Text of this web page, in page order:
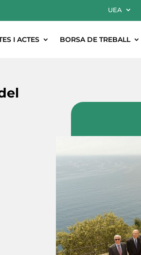
UEA
I ACTES BORSA DE TREBALL